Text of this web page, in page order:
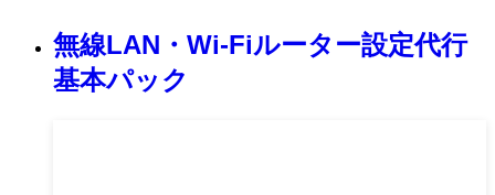
無線LAN・Wi-Fiルーター設定代行
基本パック